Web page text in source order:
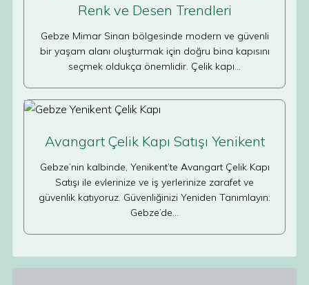
Renk ve Desen Trendleri
Gebze Mimar Sinan bölgesinde modern ve güvenli
bir yaşam alanı oluşturmak için doğru bina kapısını
seçmek oldukça önemlidir. Çelik kapı…
Avangart Çelik Kapı Satışı Yenikent
Gebze’nin kalbinde, Yenikent’te Avangart Çelik Kapı
Satışı ile evlerinize ve iş yerlerinize zarafet ve
güvenlik katıyoruz. Güvenliğinizi Yeniden Tanımlayın:
Gebze’de…